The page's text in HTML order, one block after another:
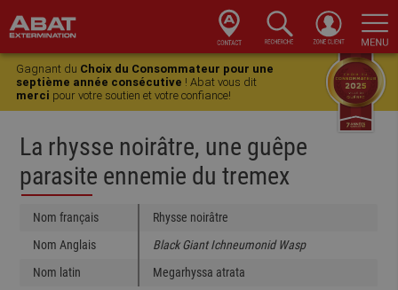
Skip
primary
navigation
Skip
main
content
Skip
primary
sidebar
Skip
footer
Gagnant du Choix du Consommateur pour une
septième année consécutive ! Abat vous dit
merci pour votre soutien et votre confiance!
La rhysse noirâtre, une guêpe
parasite ennemie du tremex
Nom français
Rhysse noirâtre
Nom Anglais
Black Giant Ichneumonid Wasp
Nom latin
Megarhyssa atrata